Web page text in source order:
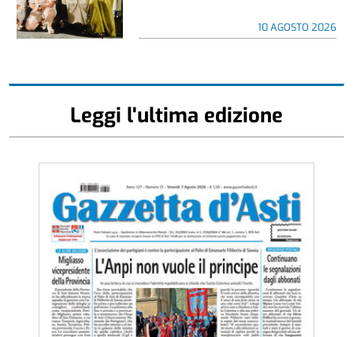
10 AGOSTO 2026
Leggi l'ultima edizione